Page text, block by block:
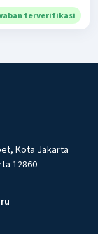
terverifikasi
Kota Jakarta
12860